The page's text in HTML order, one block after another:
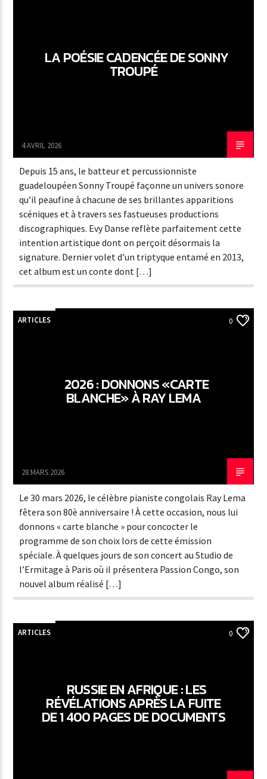
LA POÉSIE CADENCÉE DE SONNY
TROUPÉ
4 AVRIL 2026
Depuis 15 ans, le batteur et percussionniste
guadeloupéen Sonny Troupé façonne un univers sonore
qu’il peaufine à chacune de ses brillantes apparitions
scéniques et à travers ses fastueuses productions
discographiques. Evy Danse reflète parfaitement cette
intention artistique dont on perçoit désormais la
signature. Dernier volet d’un triptyque entamé en 2013,
cet album est un conte dont […]
ARTICLES 0
2026 : DONNONS «CARTE
BLANCHE» À RAY LEMA
28 MARS 2026
Le 30 mars 2026, le célèbre pianiste congolais Ray Lema
fêtera son 80è anniversaire ! À cette occasion, nous lui
donnons « carte blanche » pour concocter le
programme de son choix lors de cette émission
spéciale. À quelques jours de son concert au Studio de
l’Ermitage à Paris où il présentera Passion Congo, son
nouvel album réalisé […]
ARTICLES 0
RUSSIE EN AFRIQUE : LES
RÉVÉLATIONS APRÈS LA FUITE
DE 1 400 PAGES DE DOCUMENTS